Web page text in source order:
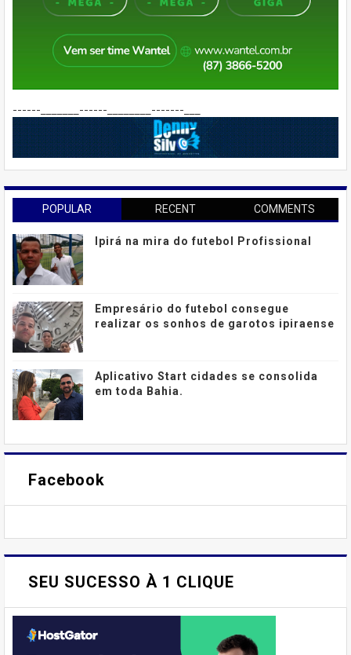
------_______------________-------___
POPULAR RECENT COMMENTS
Ipirá na mira do futebol Profissional
Empresário do futebol consegue
realizar os sonhos de garotos ipiraense
Aplicativo Start cidades se consolida
em toda Bahia.
Facebook
SEU SUCESSO À 1 CLIQUE